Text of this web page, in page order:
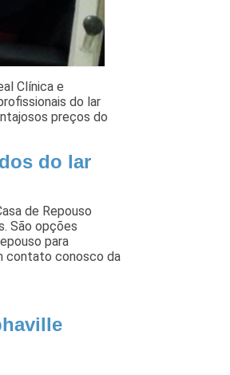
Clínica e
do lar
preços do
do lar
de Repouso
São opções
para
contato conosco da